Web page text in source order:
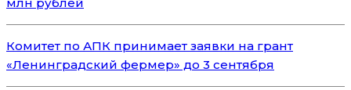
Комитет по АПК принимает заявки на грант
«Ленинградский фермер» до 3 сентября